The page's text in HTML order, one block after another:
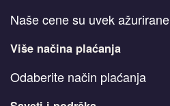
Naše cene su uvek ažurirane
Više načina plaćanja
Odaberite način plaćanja